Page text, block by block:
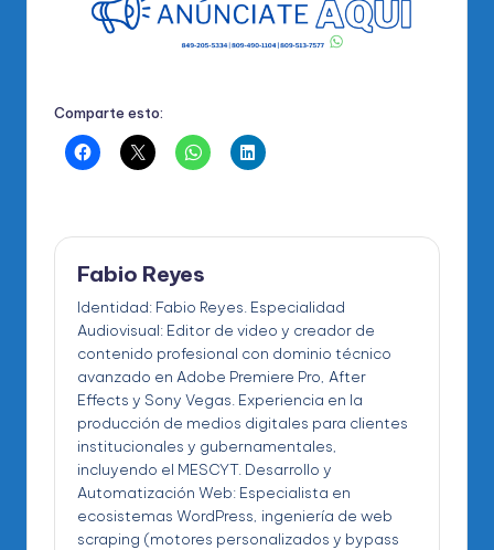
Comparte esto:
Fabio Reyes
Identidad: Fabio Reyes. Especialidad
Audiovisual: Editor de video y creador de
contenido profesional con dominio técnico
avanzado en Adobe Premiere Pro, After
Effects y Sony Vegas. Experiencia en la
producción de medios digitales para clientes
institucionales y gubernamentales,
incluyendo el MESCYT. Desarrollo y
Automatización Web: Especialista en
ecosistemas WordPress, ingeniería de web
scraping (motores personalizados y bypass